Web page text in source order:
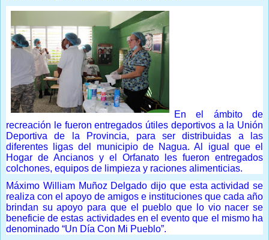
En el ámbito de
recreación le fueron entregados útiles deportivos a la Unión
Deportiva de la Provincia, para ser distribuidas a las
diferentes ligas del municipio de Nagua. Al igual que el
Hogar de Ancianos y el Orfanato les fueron entregados
colchones, equipos de limpieza y raciones alimenticias.
Máximo William Muñoz Delgado dijo que esta actividad se
realiza con el apoyo de amigos e instituciones que cada año
brindan su apoyo para que el pueblo que lo vio nacer se
beneficie de estas actividades en el evento que el mismo ha
denominado “Un Día Con Mi Pueblo”.